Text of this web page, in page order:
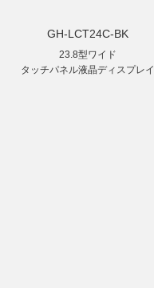
GH-LCT24C-BK
23.8型ワイド
タッチパネル液晶ディスプレイ